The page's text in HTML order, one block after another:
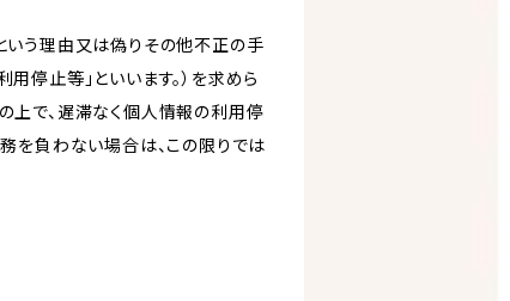
いう理由又は偽りその他不正の手
停止等」といいます。）を求めら
上で、遅滞なく個人情報の利用停
を負わない場合は、この限りでは